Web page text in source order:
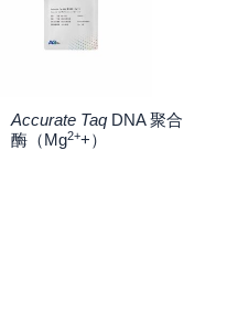
Accurate TaqDNA 聚合
酶（Mg2++）